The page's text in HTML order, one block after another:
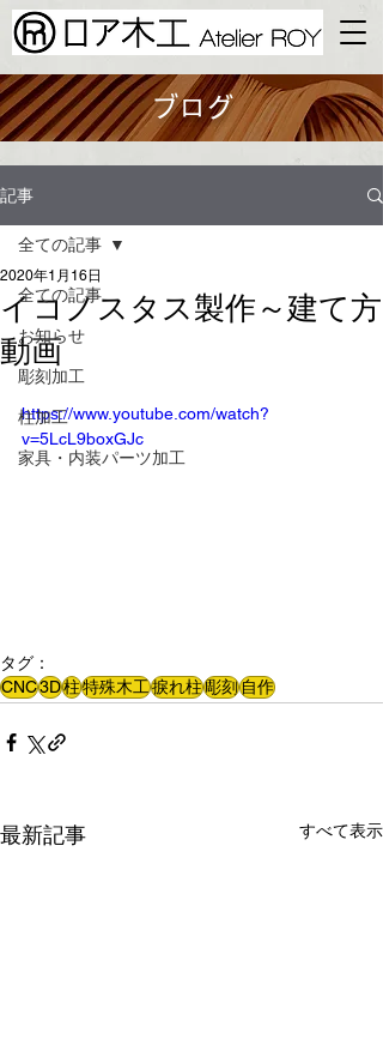
ブログ
記事
全ての記事
お知らせ
彫刻加工
柱加工
家具・内装​パーツ加工
全ての記事
イコノスタス製作～建て方
動画
2020年1月16日
https://www.youtube.com/watch?
v=5LcL9boxGJc
タグ：
CNC3D柱特殊木工捩れ柱彫刻自作
最新記事 すべて表示